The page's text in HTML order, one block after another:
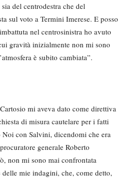
del centrodestra che del
sul voto a Termini Imerese. E posso
nel centrosinistra ho avuto
gravità inizialmente non mi sono
è subito cambiata”.
mi aveva dato come direttiva
di misura cautelare per i fatti
con Salvini, dicendomi che era
generale Roberto
non mi sono mai confrontata
mie indagini, che, come detto,